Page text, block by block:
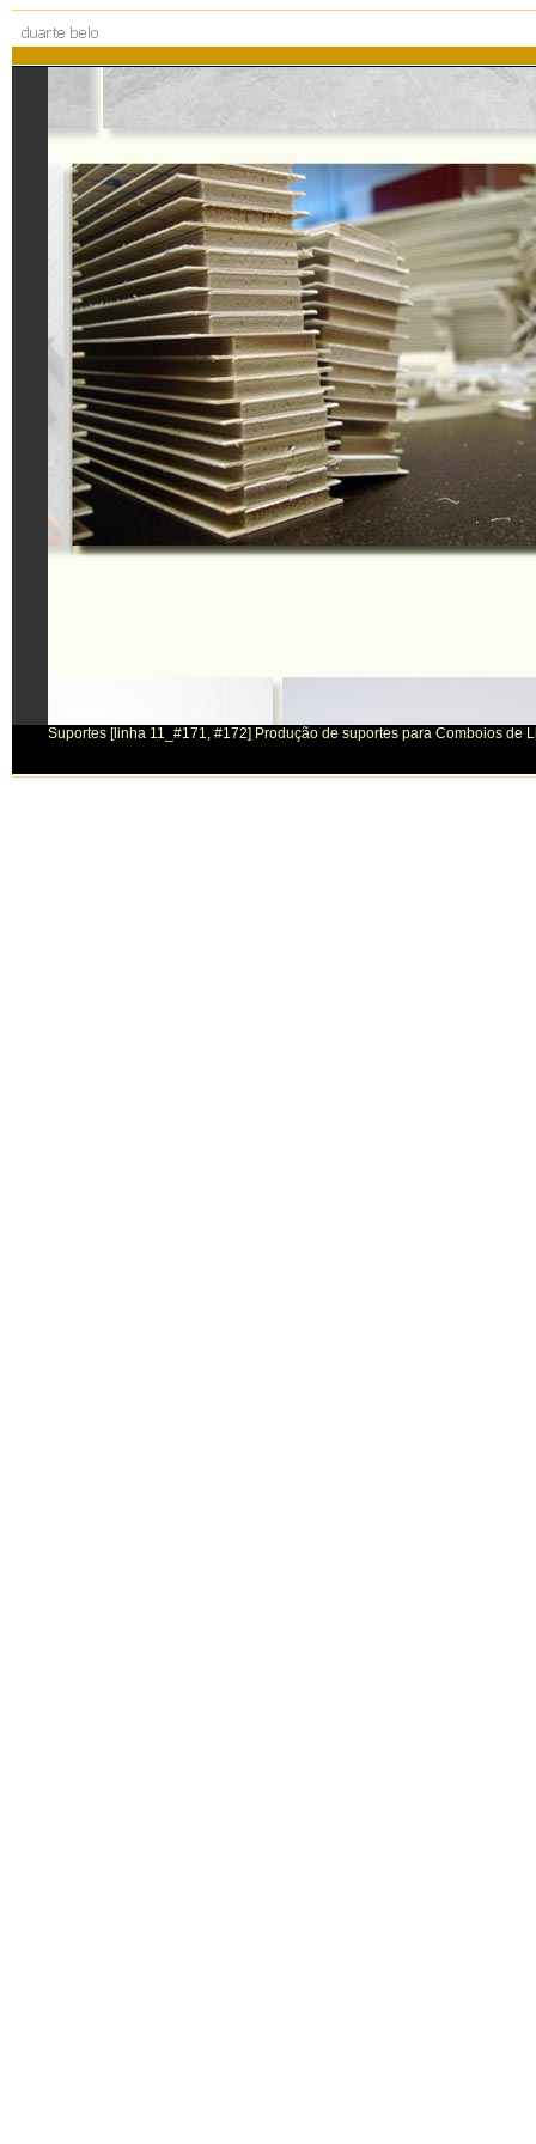
Suportes [linha 11_#171, #172] Produção de suportes para Comboios de